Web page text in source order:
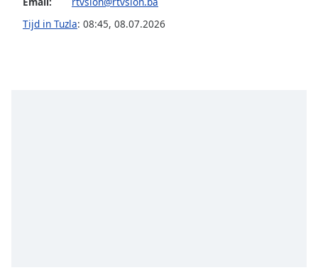
dialogTijd in Tuzla: 08:45, 08.07.2026